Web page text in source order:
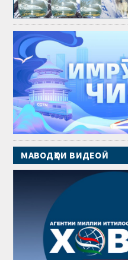
МАВОДҲОИ ВИДЕОӢ